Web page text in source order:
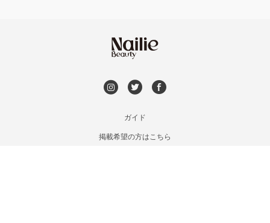
ガイド
掲載希望の方はこちら